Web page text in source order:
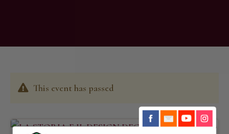
This event has passed